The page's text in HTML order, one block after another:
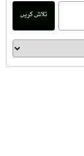
تلاش کریں